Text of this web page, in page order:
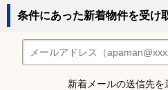
条件にあった新着物件を受け
新着メールの送信先